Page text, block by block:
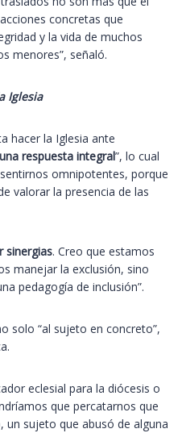
concretas que
y la vida de muchos
menores”, señaló.
Iglesia
hacer la Iglesia ante
una respuesta integral”, lo cual
omnipotentes, porque
valorar la presencia de las
sinergias. Creo que estamos
manejar la exclusión, sino
pedagogía de inclusión”.
solo “al sujeto en concreto”,
eclesial para la diócesis o
que percatarnos que
un sujeto que abusó de alguna